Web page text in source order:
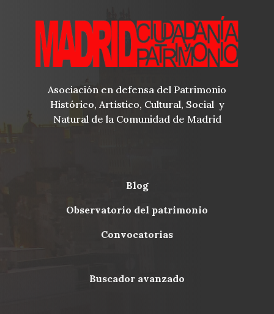
Asociación en defensa del Patrimonio
Histórico, Artístico, Cultural, Social y
Natural de la Comunidad de Madrid
Menu
blog
observatorio del patrimonio
convocatorias
buscador avanzado